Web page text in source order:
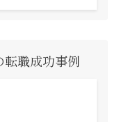
転職成功事例